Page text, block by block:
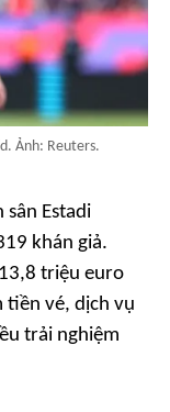
Ảnh: Reuters.
Estadi
khán giả.
triệu euro
tiền vé, dịch vụ
trải nghiệm